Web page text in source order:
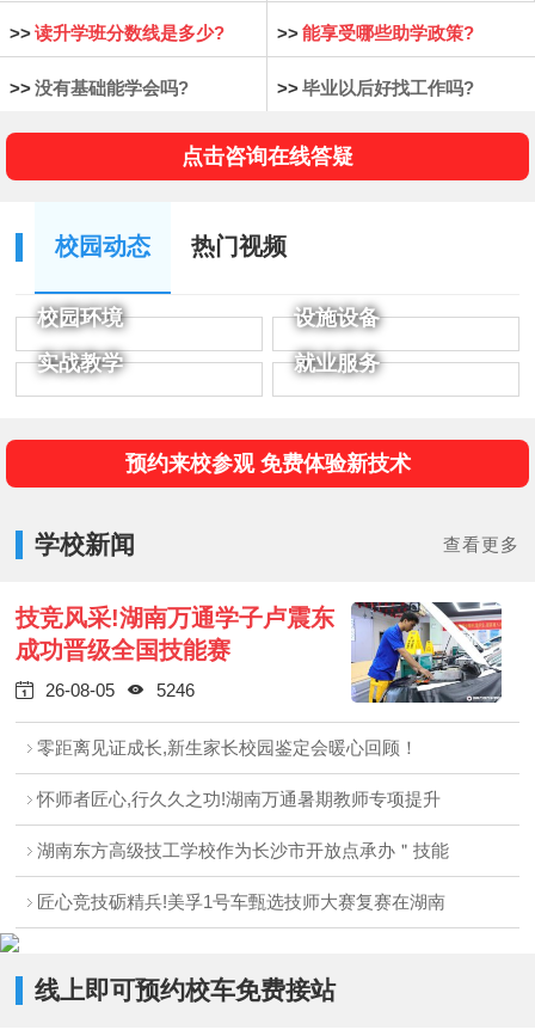
>> 读升学班分数线是多少? >> 能享受哪些助学政策?
>> 没有基础能学会吗? >> 毕业以后好找工作吗?
点击咨询在线答疑
校园动态 热门视频
校园环境
设施设备
实战教学
就业服务
预约来校参观 免费体验新技术
学校新闻 查看更多
技竞风采!湖南万通学子卢震东
成功晋级全国技能赛
 26-08-05  5246
零距离见证成长,新生家长校园鉴定会暖心回顾！
怀师者匠心,行久久之功!湖南万通暑期教师专项提升
湖南东方高级技工学校作为长沙市开放点承办＂技能
匠心竞技砺精兵!美孚1号车甄选技师大赛复赛在湖南
线上即可预约校车免费接站